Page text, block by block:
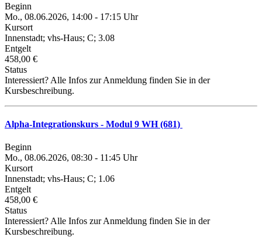
Beginn
Mo., 08.06.2026, 14:00 - 17:15 Uhr
Kursort
Innenstadt; vhs-Haus; C; 3.08
Entgelt
458,00 €
Status
Interessiert? Alle Infos zur Anmeldung finden Sie in der
Kursbeschreibung.
Alpha-Integrationskurs - Modul 9 WH (681)
Beginn
Mo., 08.06.2026, 08:30 - 11:45 Uhr
Kursort
Innenstadt; vhs-Haus; C; 1.06
Entgelt
458,00 €
Status
Interessiert? Alle Infos zur Anmeldung finden Sie in der
Kursbeschreibung.